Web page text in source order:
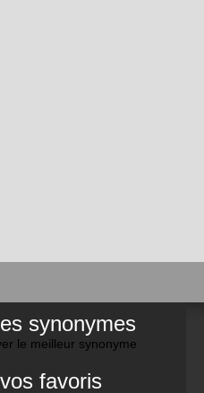
synonymes
le meilleur synonyme
favoris